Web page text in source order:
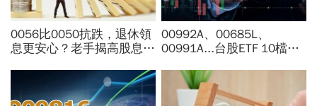
0056比0050抗跌，退休領
息更安心？老手揭高股息
入也追不上，13年總報酬
竟輸600％
00992A、00685L、
00991A...台股ETF 10檔打
幅稱冠，達人認證選股實力
堅強